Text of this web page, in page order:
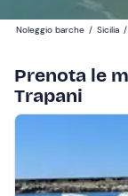
Noleggio barche / Sicilia /
Prenota le
Trapani